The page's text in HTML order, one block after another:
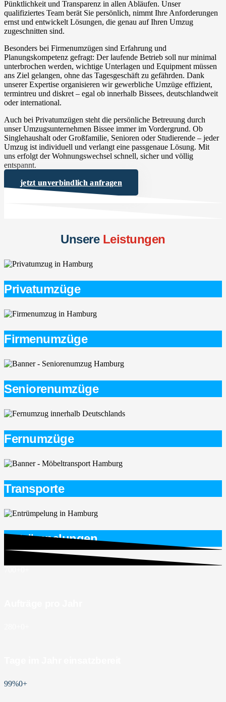
Pünktlichkeit und Transparenz in allen Abläufen. Unser
qualifiziertes Team berät Sie persönlich, nimmt Ihre Anforderungen
ernst und entwickelt Lösungen, die genau auf Ihren Umzug
zugeschnitten sind.
Besonders bei Firmenumzügen sind Erfahrung und
Planungskompetenz gefragt: Der laufende Betrieb soll nur minimal
unterbrochen werden, wichtige Unterlagen und Equipment müssen
ans Ziel gelangen, ohne das Tagesgeschäft zu gefährden. Dank
unserer Expertise organisieren wir gewerbliche Umzüge effizient,
termintreu und diskret – egal ob innerhalb Bissees, deutschlandweit
oder international.
Auch bei Privatumzügen steht die persönliche Betreuung durch
unser Umzugsunternehmen Bissee immer im Vordergrund. Ob
Singlehaushalt oder Großfamilie, Senioren oder Studierende – jeder
Umzug ist individuell und verlangt eine passgenaue Lösung. Mit
uns erfolgt der Wohnungswechsel schnell, sicher und völlig
entspannt.
jetzt unverbindlich anfragen
UnsereLeistungen
Privatumzüge
Firmenumzüge
Seniorenumzüge
Fernumzüge
Transporte
Entrümpelungen
99%0+